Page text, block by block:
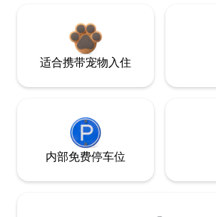
适合携带宠物入住
内部免费停车位